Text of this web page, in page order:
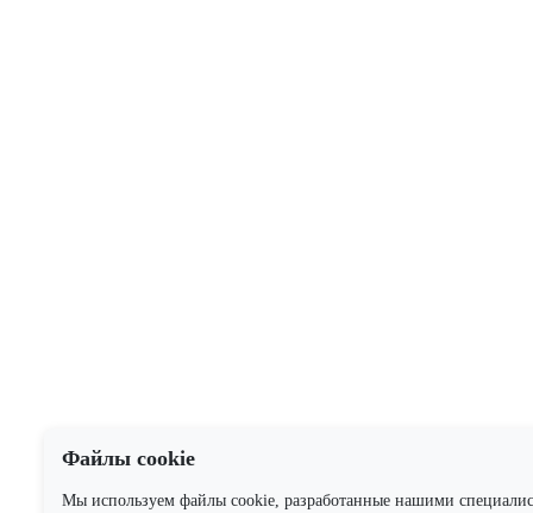
Файлы cookie
Мы используем файлы cookie, разработанные нашими